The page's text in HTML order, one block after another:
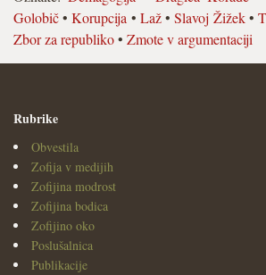
Golobič•Korupcija • Laž•Slavoj Žižek•
Zbor za republiko• Zmote v argumentaciji
Rubrike
Obvestila
Zofija v medijih
Zofijina modrost
Zofijina bodica
Zofijino oko
Poslušalnica
Publikacije